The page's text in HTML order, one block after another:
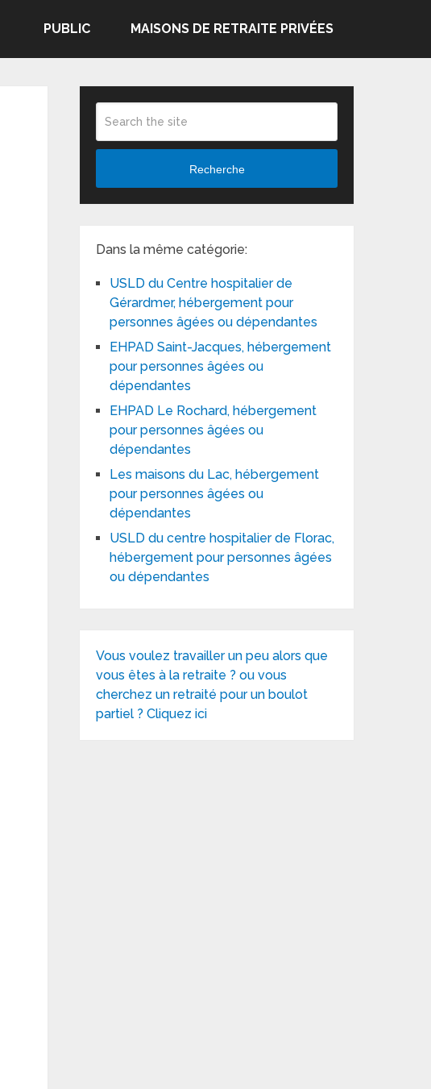
PUBLIC MAISONS DE RETRAITE PRIVÉES
Recherche
Dans la même catégorie:
USLD du Centre hospitalier de
Gérardmer, hébergement pour
personnes âgées ou dépendantes
EHPAD Saint-Jacques, hébergement
pour personnes âgées ou
dépendantes
EHPAD Le Rochard, hébergement
pour personnes âgées ou
dépendantes
Les maisons du Lac, hébergement
pour personnes âgées ou
dépendantes
USLD du centre hospitalier de Florac,
hébergement pour personnes âgées
ou dépendantes
Vous voulez travailler un peu alors que
vous êtes à la retraite ? ou vous
cherchez un retraité pour un boulot
partiel ? Cliquez ici